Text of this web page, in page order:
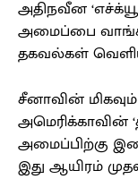
அதிநவீன ‘எச்க்யூ-
அமைப்பை
தகவல்கள்
சீனாவின்
அமெரிக்காவின்
அமைப்பிற்கு
இது ஆயிரம்